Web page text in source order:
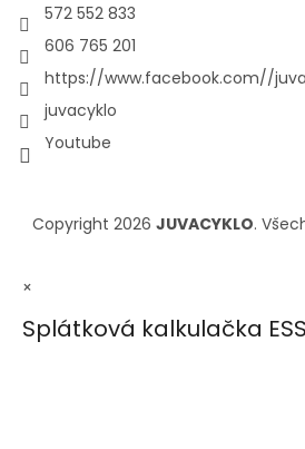
572 552 833
606 765 201
https://www.facebook.com//
juvacyklo
Youtube
Copyright 2026 JUVACYKLO.
×
Splátková kalkulačka